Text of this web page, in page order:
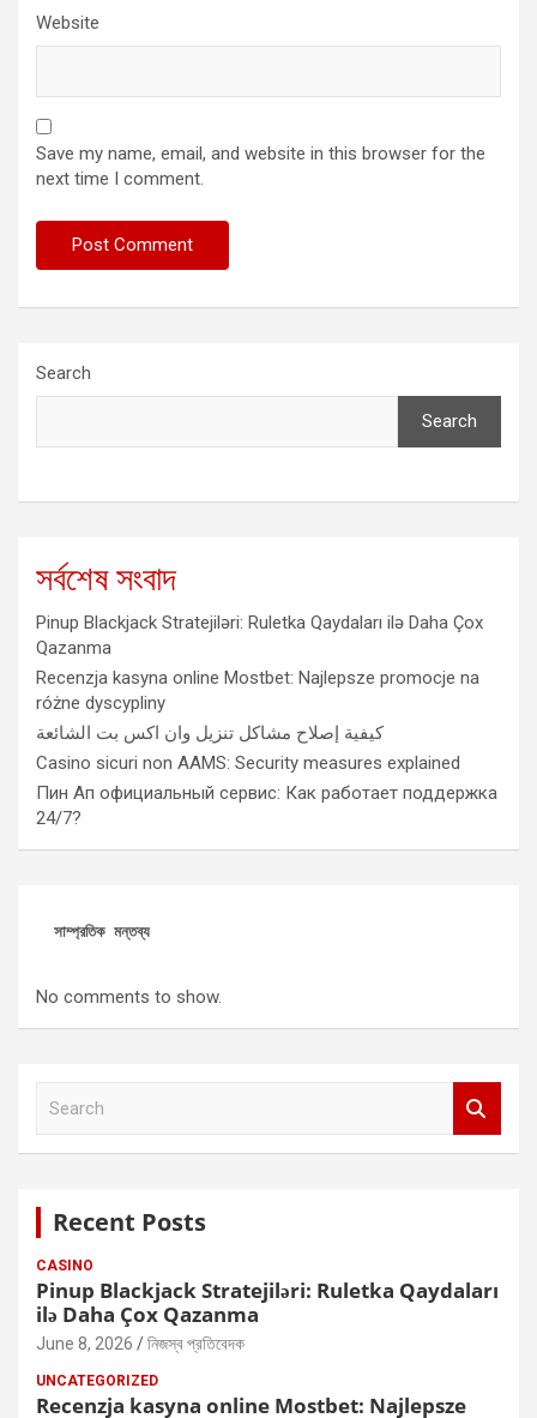
Website
Save my name, email, and website in this browser for the
next time I comment.
Search
Search
সর্বশেষ সংবাদ
Pinup Blackjack Stratejiləri: Ruletka Qaydaları ilə Daha Çox
Qazanma
Recenzja kasyna online Mostbet: Najlepsze promocje na
różne dyscypliny
كيفية إصلاح مشاكل تنزيل وان اكس بت الشائعة
Casino sicuri non AAMS: Security measures explained
Пин Ап официальный сервис: Как работает поддержка
24/7?
সাম্প্রতিক মন্তব্য
No comments to show.
Recent Posts
CASINO
Pinup Blackjack Stratejiləri: Ruletka Qaydaları
ilə Daha Çox Qazanma
June 8, 2026 নিজস্ব প্রতিবেদক
UNCATEGORIZED
Recenzja kasyna online Mostbet: Najlepsze